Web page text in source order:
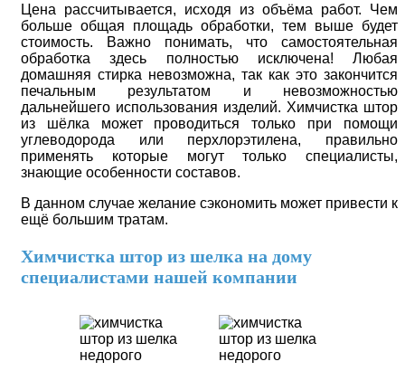
Цена рассчитывается, исходя из объёма работ. Чем
больше общая площадь обработки, тем выше будет
стоимость. Важно понимать, что самостоятельная
обработка здесь полностью исключена! Любая
домашняя стирка невозможна, так как это закончится
печальным результатом и невозможностью
дальнейшего использования изделий. Химчистка штор
из шёлка может проводиться только при помощи
углеводорода или перхлорэтилена, правильно
применять которые могут только специалисты,
знающие особенности составов.
В данном случае желание сэкономить может привести к
ещё большим тратам.
Химчистка штор из шелка на дому
специалистами нашей компании